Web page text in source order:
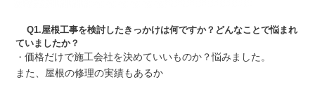
Q1.屋根工事を検討したきっかけは何ですか？どんなことで悩まれ
ていましたか？
・価格だけで施工会社を決めていいものか？悩みました。
また、屋根の修理の実績もあるか